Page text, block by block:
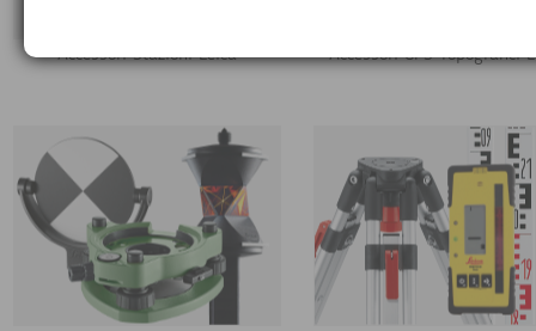
Accessori Stazioni Leica Accessori GPS Topografici